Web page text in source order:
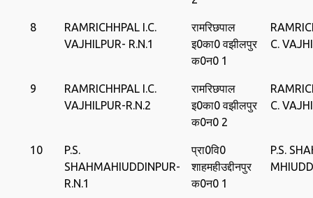
8
RAMRICHHPAL I.C.
VAJHILPUR- R.N.1
रामरिछपाल
इ0का0 वझीलपुर
क0न0 1
C.
9
RAMRICHHPAL I.C.
VAJHILPUR-R.N.2
रामरिछपाल
इ0का0 वझीलपुर
क0न0 2
C.
10
P.S.
SHAHMAHIUDDINPUR-
R.N.1
प्रा0वि0
शाहमहीउद्दीनपुर
क0न0 1
P.S.